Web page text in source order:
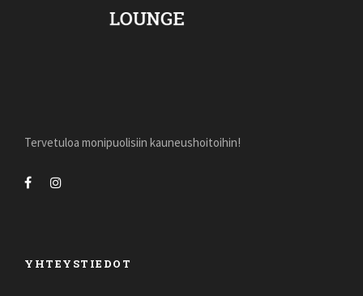
Tervetuloa monipuolisiin kauneushoitoihin!
YHTEYSTIEDOT